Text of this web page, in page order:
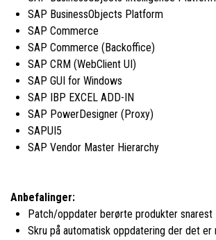
SAP BusinessObjects Platform
SAP Commerce
SAP Commerce (Backoffice)
SAP CRM (WebClient UI)
SAP GUI for Windows
SAP IBP EXCEL ADD-IN
SAP PowerDesigner (Proxy)
SAPUI5
SAP Vendor Master Hierarchy
Anbefalinger:
Patch/oppdater berørte produkter snarest
Skru på automatisk oppdatering der det er